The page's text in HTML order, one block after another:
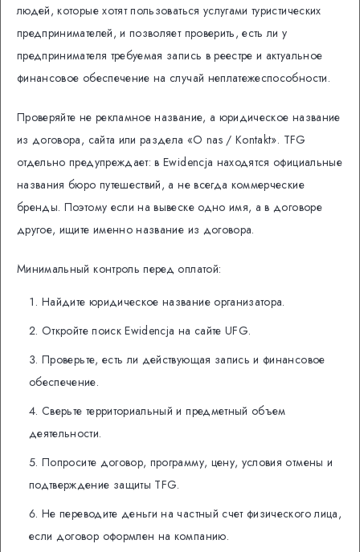
людей, которые хотят пользоваться услугами туристических
предпринимателей, и позволяет проверить, есть ли у
предпринимателя требуемая запись в реестре и актуальное
финансовое обеспечение на случай неплатежеспособности.
Проверяйте не рекламное название, а юридическое название
из договора, сайта или раздела «O nas / Kontakt». TFG
отдельно предупреждает: в Ewidencja находятся официальные
названия бюро путешествий, а не всегда коммерческие
бренды. Поэтому если на вывеске одно имя, а в договоре
другое, ищите именно название из договора.
Минимальный контроль перед оплатой:
Найдите юридическое название организатора.
Откройте поиск Ewidencja на сайте UFG.
Проверьте, есть ли действующая запись и финансовое
обеспечение.
Сверьте территориальный и предметный объем
деятельности.
Попросите договор, программу, цену, условия отмены и
подтверждение защиты TFG.
Не переводите деньги на частный счет физического лица,
если договор оформлен на компанию.